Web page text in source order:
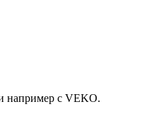
например с VEKO.